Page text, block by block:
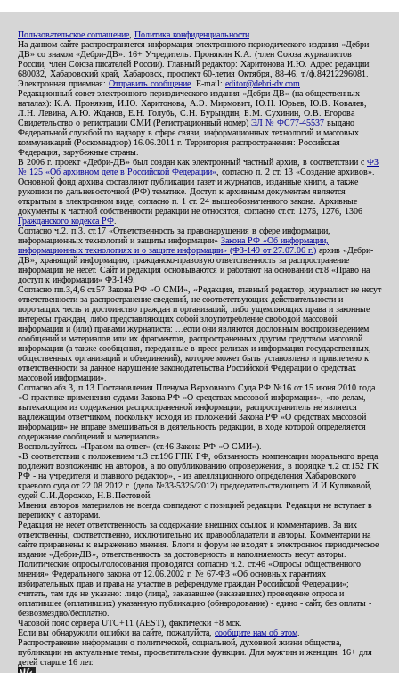
Пользовательское соглашение Политика конфиденциальности
На данном сайте распространяется информация электронного периодического издания «Дебри-
ДВ» со знаком «Дебри-ДВ». 16+ Учредитель: Пронякин К.А. (член Союза журналистов
России, член Союза писателей России). Главный редактор: Харитонова И.Ю. Адрес редакции:
680032, Хабаровский край, Хабаровск, проспект 60-летия Октября, 88-46, т./ф.84212296081.
Электронная приемная: Отправить сообщение . E-mail: editor@debri-dv.com
Редакционный совет электронного периодического издания «Дебри-ДВ» (на общественных
началах): К.А. Пронякин, И.Ю. Харитонова, А.Э. Мирмович, Ю.Н. Юрьев, Ю.В. Ковалев,
Л.Н. Левина, А.Ю. Жданов, Е.Н. Голубь, С.Н. Бурындин, Б.М. Сухинин, О.В. Егорова
Свидетельство о регистрации СМИ (Регистрационный номер) ЭЛ № ФС77-45537 выдано
Федеральной службой по надзору в сфере связи, информационных технологий и массовых
коммуникаций (Роскомнадзор) 16.06.2011 г. Территория распространения: Российская
Федерация, зарубежные страны.
В 2006 г. проект «Дебри-ДВ» был создан как электронный частный архив, в соответствии с ФЗ
№ 125 «Об архивном деле в Российской Федерации» , согласно п. 2 ст. 13 «Создание архивов».
Основной фонд архива составляют публикации газет и журналов, изданные книги, а также
рукописи по дальневосточной (РФ) тематике. Доступ к архивным документам является
открытым в электронном виде, согласно п. 1 ст. 24 вышеобозначенного закона. Архивные
документы к частной собственности редакции не относятся, согласно ст.ст. 1275, 1276, 1306
Гражданского кодекса РФ
Согласно ч.2. п.3. ст.17 «Ответственность за правонарушения в сфере информации,
информационных технологий и защиты информации» Закона РФ «Об информации,
информационных технологиях и о защите информации» (ФЗ-149 от 27.07.06 г.) архив «Дебри-
ДВ», хранящий информацию, гражданско-правовую ответственность за распространение
информации не несет. Сайт и редакция основываются и работают на основании ст.8 «Право на
доступ к информации» ФЗ-149.
Согласно пп.3,4,6 ст.57 Закона РФ «О СМИ», «Редакция, главный редактор, журналист не несут
ответственности за распространение сведений, не соответствующих действительности и
порочащих честь и достоинство граждан и организаций, либо ущемляющих права и законные
интересы граждан, либо представляющих собой злоупотребление свободой массовой
информации и (или) правами журналиста: ...если они являются дословным воспроизведением
сообщений и материалов или их фрагментов, распространенных другим средством массовой
информации (а также сообщения, переданные в пресс-релизах и информация государственных,
общественных организаций и объединений), которое может быть установлено и привлечено к
ответственности за данное нарушение законодательства Российской Федерации о средствах
массовой информации».
Согласно абз.3, п.13 Постановления Пленума Верховного Суда РФ №16 от 15 июня 2010 года
«О практике применения судами Закона РФ «О средствах массовой информации», «по делам,
вытекающим из содержания распространенной информации, распространитель не является
надлежащим ответчиком, поскольку исходя из положений Закона РФ «О средствах массовой
информации» не вправе вмешиваться в деятельность редакции, в ходе которой определяется
содержание сообщений и материалов».
Воспользуйтесь «Правом на ответ» (ст.46 Закона РФ «О СМИ»).
«В соответствии с положением ч.3 ст.196 ГПК РФ, обязанность компенсации морального вреда
подлежит возложению на авторов, а по опубликованию опровержения, в порядке ч.2 ст.152 ГК
РФ - на учредителя и главного редактор», - из апелляционного определения Хабаровского
краевого суда от 22.08.2012 г. (дело №33-5325/2012) председательствующего И.И.Куликовой,
судей С.И.Дорожко, Н.В.Пестовой.
Мнения авторов материалов не всегда совпадают с позицией редакции. Редакция не вступает в
переписку с авторами.
Редакция не несет ответственность за содержание внешних ссылок и комментариев. За них
ответственны, соответственно, исключительно их правообладатели и авторы. Комментарии на
сайте приравнены к выражению мнения. Блоги и форум не входят в электронное периодическое
издание «Дебри-ДВ», ответственность за достоверность и наполняемость несут авторы.
Политические опросы/голосования проводятся согласно ч.2. ст.46 «Опросы общественного
мнения» Федерального закона от 12.06.2002 г. № 67-ФЗ «Об основных гарантиях
избирательных прав и права на участие в референдуме граждан Российской Федерации»;
считать, там где не указано: лицо (лица), заказавшее (заказавших) проведение опроса и
оплатившее (оплативших) указанную публикацию (обнародование) - едино - сайт, без оплаты -
безвозмездно/бесплатно.
Часовой пояс сервера UTC+11 (AEST), фактически +8 мск.
Если вы обнаружили ошибки на сайте, пожалуйста, сообщите нам об этом
Распространение информации о политической, социальной, духовной жизни общества,
публикации на актуальные темы, просветительские функции. Для мужчин и женщин. 16+ для
детей старше 16 лет.